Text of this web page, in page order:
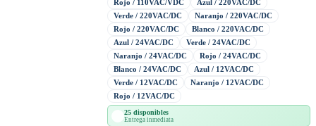
Rojo / 110VAC/VDC
Azul / 220VAC/DC
Verde / 220VAC/DC
Naranjo / 220VAC/DC
Rojo / 220VAC/DC
Blanco / 220VAC/DC
Azul / 24VAC/DC
Verde / 24VAC/DC
Naranjo / 24VAC/DC
Rojo / 24VAC/DC
Blanco / 24VAC/DC
Azul / 12VAC/DC
Verde / 12VAC/DC
Naranjo / 12VAC/DC
Rojo / 12VAC/DC
25 disponibles
Entrega inmediata